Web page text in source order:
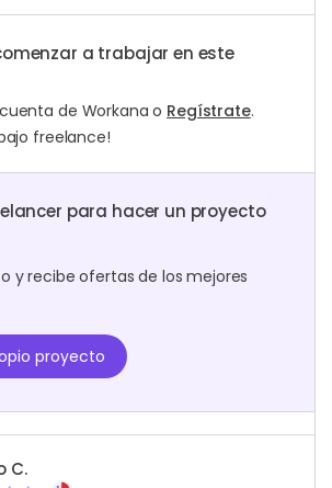
a trabajar en este
de Workana o Regístrate.
freelance!
para hacer un proyecto
y recibe ofertas de los mejores
proyecto
C.